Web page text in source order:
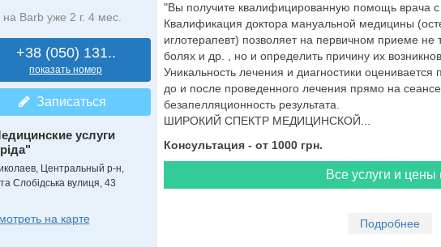
на Barb уже 2 г. 4 мес.
+38 (050) 131..
показать номер
Записаться
услуги
Центральный р-н,
Слобідська вулиця, 43
на карте
"Вы получите квалифицированную помощь врача
Квалификация доктора мануальной медицины
иглотерапевт) позволяет на первичном приеме не
болях и др. , но и определить причину их
Уникальность лечения и диагностики
до и после проведенного лечения прямо на
безапелляционность результата.
ШИРОКИЙ СПЕКТР МЕДИЦИНСКОЙ...
Консультация - от 1000 грн.
Все услуги и цены
Подробнее